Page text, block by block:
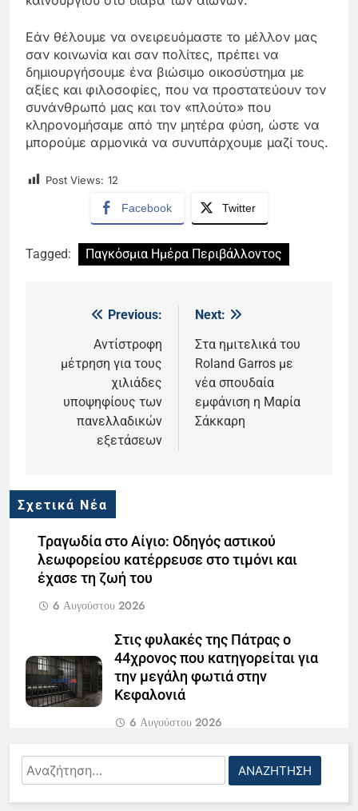
Εάν θέλουμε να ονειρευόμαστε το μέλλον μας
σαν κοινωνία και σαν πολίτες, πρέπει να
δημιουργήσουμε ένα βιώσιμο οικοσύστημα με
αξίες και φιλοσοφίες, που να προστατεύουν τον
συνάνθρωπό μας και τον «πλούτο» που
κληρονομήσαμε από την μητέρα φύση, ώστε να
μπορούμε αρμονικά να συνυπάρχουμε μαζί τους.
Post Views: 12
Facebook Twitter
Tagged: Παγκόσμια Ημέρα Περιβάλλοντος
Πλοήγηση
άρθρων
Previous:
Αντίστροφη
μέτρηση για τους
χιλιάδες
υποψηφίους των
πανελλαδικών
εξετάσεων
Next:
Στα ημιτελικά του
Roland Garros με
νέα σπουδαία
εμφάνιση η Μαρία
Σάκκαρη
Σχετικά Νέα
Τραγωδία στο Αίγιο: Οδηγός αστικού
λεωφορείου κατέρρευσε στο τιμόνι και
έχασε τη ζωή του
6 Αυγούστου 2026
Στις φυλακές της Πάτρας ο
44χρονος που κατηγορείται για
την μεγάλη φωτιά στην
Κεφαλονιά
6 Αυγούστου 2026
Πάτρα: Θαμώνες καταστήματος
πρόλαβαν άνδρα που επιχείρησε
Αναζήτηση
για:
5